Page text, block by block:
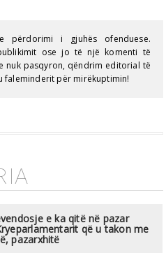
përdorimi i gjuhës ofenduese.
ose jo të një komenti të
nuk pasqyron, qëndrim editorial të
faleminderit për mirëkuptimin!
e ka qitë në pazar
që u takon me
pazarxhitë